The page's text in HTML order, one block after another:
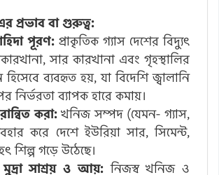
প্রভাব বা গুরুত্ব:
পূরণ: প্রাকৃতিক গ্যাস দেশের বিদ্যুৎ
সার কারখানা এবং গৃহস্থালির
হিসেবে ব্যবহৃত হয়, যা বিদেশি জ্বালানি
ব্যাপক হারে কমায়।
করা:খনিজ সম্পদ (যেমন- গ্যাস,
করে দেশে ইউরিয়া সার, সিমেন্ট,
শিল্প গড়ে উঠেছে।
মুদ্রা সাশ্রয় ও আয়:নিজস্ব খনিজ ও